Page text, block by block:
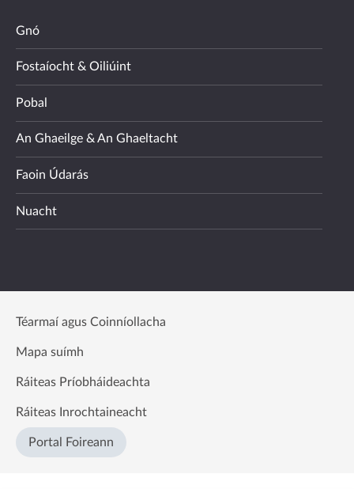
Gnó
Fostaíocht & Oiliúint
Pobal
An Ghaeilge & An Ghaeltacht
Faoin Údarás
Nuacht
Téarmaí agus Coinníollacha
Mapa suímh
Ráiteas Príobháideachta
Ráiteas Inrochtaineacht
Portal Foireann